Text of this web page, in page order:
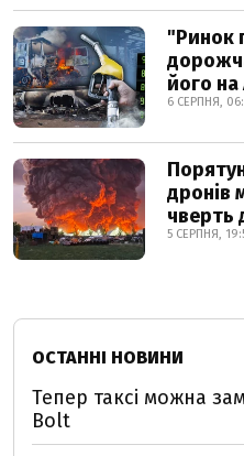
"Ринок
його
6 СЕРПНЯ,
дронів
5 СЕРПНЯ,
ОСТАННІ НОВИНИ
Тепер таксі можна
Bolt